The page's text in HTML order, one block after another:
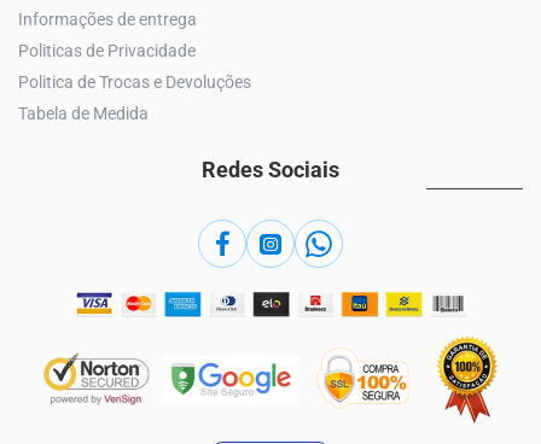
Informações de entrega
Politicas de Privacidade
Politica de Trocas e Devoluções
Tabela de Medida
Redes Sociais